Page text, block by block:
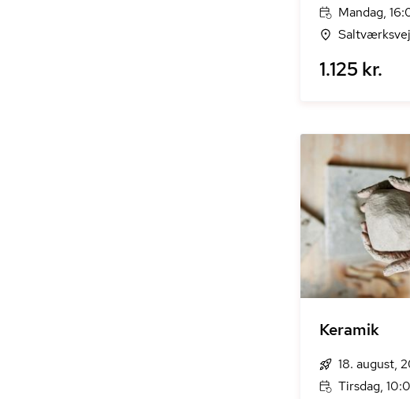
Mandag,
1.125 kr.
Keramik
18. august,
Tirsdag,